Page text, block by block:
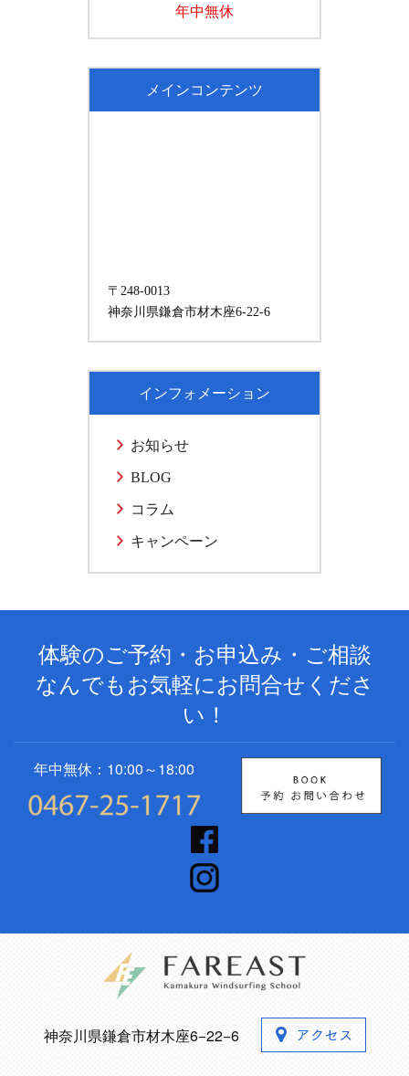
年中無休
メインコンテンツ
〒248-0013
神奈川県鎌倉市材木座6-22-6
インフォメーション
お知らせ
BLOG
コラム
キャンペーン
体験のご予約・お申込み・ご相談
なんでもお気軽にお問合せくださ
い！
年中無休：10:00～18:00
神奈川県鎌倉市材木座6−22−6